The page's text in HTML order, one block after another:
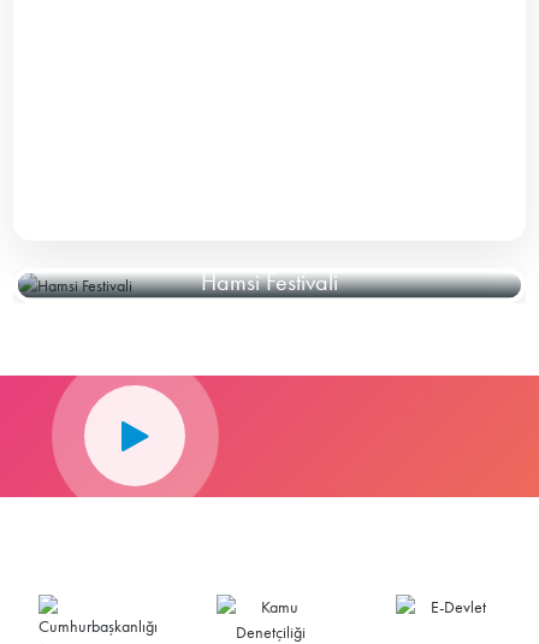
Hamsi Festivali